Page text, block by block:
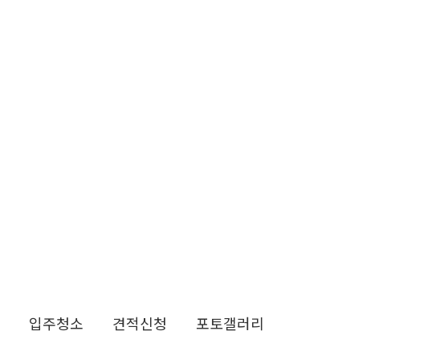
입주청소 견적신청
포토갤러리